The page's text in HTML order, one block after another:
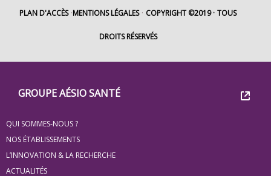
Groupe
Eovi
pour
les
GROUPE AÉSIO SANTÉ
QUI SOMMES-NOUS ?
NOS ÉTABLISSEMENTS
L’INNOVATION & LA RECHERCHE
ACTUALITÉS
PLAN D'ACCÈS MENTIONS LÉGALES COPYRIGHT ©2019 TOUS
DROITS RÉSERVÉS